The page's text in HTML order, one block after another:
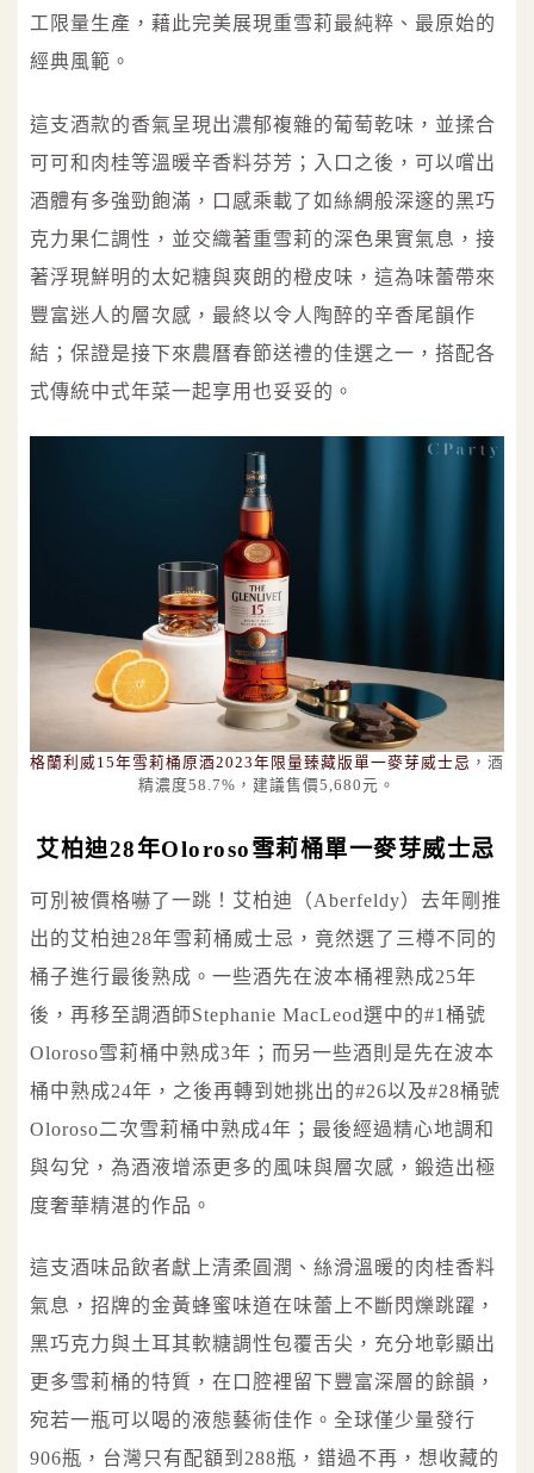
工限量生產，藉此完美展現重雪莉最純粹、最原始的
經典風範。
這支酒款的香氣呈現出濃郁複雜的葡萄乾味，並揉合
可可和肉桂等溫暖辛香料芬芳；入口之後，可以嚐出
酒體有多強勁飽滿，口感乘載了如絲綢般深邃的黑巧
克力果仁調性，並交織著重雪莉的深色果實氣息，接
著浮現鮮明的太妃糖與爽朗的橙皮味，這為味蕾帶來
豐富迷人的層次感，最終以令人陶醉的辛香尾韻作
結；保證是接下來農曆春節送禮的佳選之一，搭配各
式傳統中式年菜一起享用也妥妥的。
格蘭利威15年雪莉桶原酒2023年限量臻藏版單一麥芽威士忌 ，酒
精濃度58.7%，建議售價5,680元。
艾柏迪28年Oloroso雪莉桶單一麥芽威士忌
可別被價格嚇了一跳！艾柏迪（Aberfeldy）去年剛推
出的艾柏迪28年雪莉桶威士忌，竟然選了三樽不同的
桶子進行最後熟成。一些酒先在波本桶裡熟成25年
後，再移至調酒師Stephanie MacLeod選中的#1桶號
Oloroso雪莉桶中熟成3年；而另一些酒則是先在波本
桶中熟成24年，之後再轉到她挑出的#26以及#28桶號
Oloroso二次雪莉桶中熟成4年；最後經過精心地調和
與勾兌，為酒液增添更多的風味與層次感，鍛造出極
度奢華精湛的作品。
這支酒味品飲者獻上清柔圓潤、絲滑溫暖的肉桂香料
氣息，招牌的金黃蜂蜜味道在味蕾上不斷閃爍跳躍，
黑巧克力與土耳其軟糖調性包覆舌尖，充分地彰顯出
更多雪莉桶的特質，在口腔裡留下豐富深層的餘韻，
宛若一瓶可以喝的液態藝術佳作。全球僅少量發行
906瓶，台灣只有配額到288瓶，錯過不再，想收藏的